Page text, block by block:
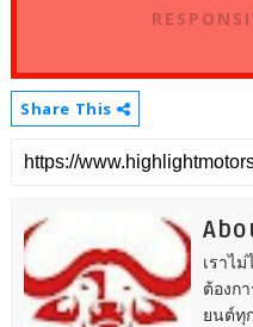
Share This
เราไ
ต้องก
ยนต์ทุ